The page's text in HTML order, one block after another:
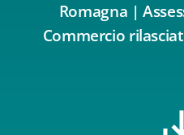
Romagna |
Commercio